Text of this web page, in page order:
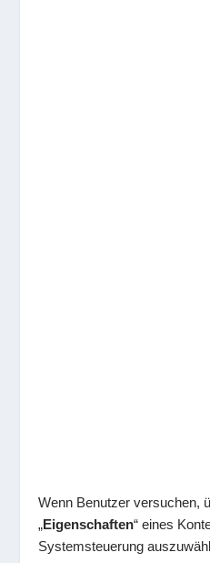
Wenn Benutzer versuchen,
„Eigenschaften“ eines
Systemsteuerung